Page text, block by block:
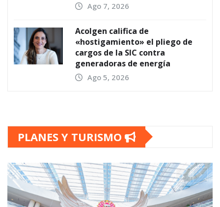
Ago 7, 2026
Acolgen califica de
«hostigamiento» el pliego de
cargos de la SIC contra
generadoras de energía
Ago 5, 2026
PLANES Y TURISMO